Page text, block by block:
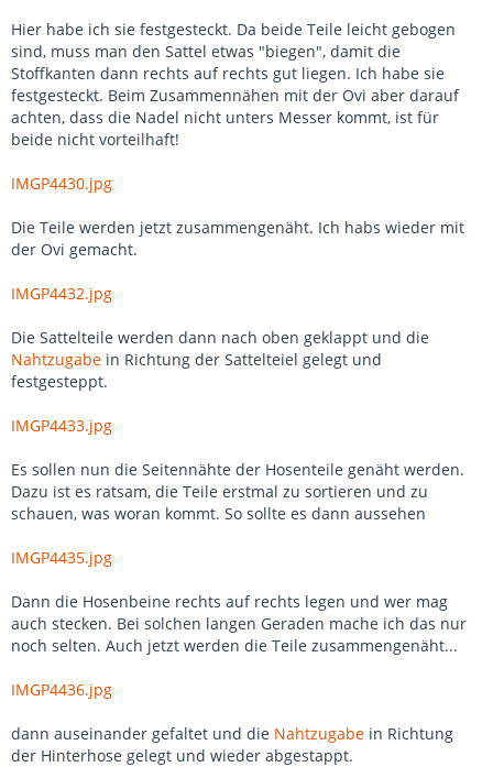
Hier habe ich sie festgesteckt. Da beide Teile leicht gebogen
sind, muss man den Sattel etwas "biegen", damit die
Stoffkanten dann rechts auf rechts gut liegen. Ich habe sie
festgesteckt. Beim Zusammennähen mit der Ovi aber darauf
achten, dass die Nadel nicht unters Messer kommt, ist für
beide nicht vorteilhaft!
IMGP4430.jpg
Die Teile werden jetzt zusammengenäht. Ich habs wieder mit
der Ovi gemacht.
IMGP4432.jpg
Die Sattelteile werden dann nach oben geklappt und die
Nahtzugabe in Richtung der Sattelteiel gelegt und
festgesteppt.
IMGP4433.jpg
Es sollen nun die Seitennähte der Hosenteile genäht werden.
Dazu ist es ratsam, die Teile erstmal zu sortieren und zu
schauen, was woran kommt. So sollte es dann aussehen
IMGP4435.jpg
Dann die Hosenbeine rechts auf rechts legen und wer mag
auch stecken. Bei solchen langen Geraden mache ich das nur
noch selten. Auch jetzt werden die Teile zusammengenäht...
IMGP4436.jpg
dann auseinander gefaltet und die Nahtzugabe in Richtung
der Hinterhose gelegt und wieder abgestappt.